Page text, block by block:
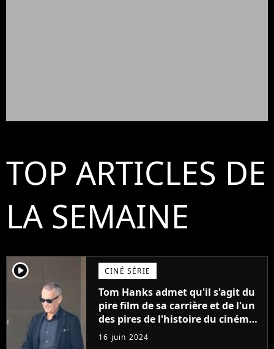
TOP ARTICLES DE
LA SEMAINE
player2 CINÉ SÉRIE
Tom Hanks admet qu'il s'agit du
pire film de sa carrière et de l'un
des pires de l'histoire du cinéma :
"L'un des films les plus
médiocres jamais réalisés"
16 juin 2024